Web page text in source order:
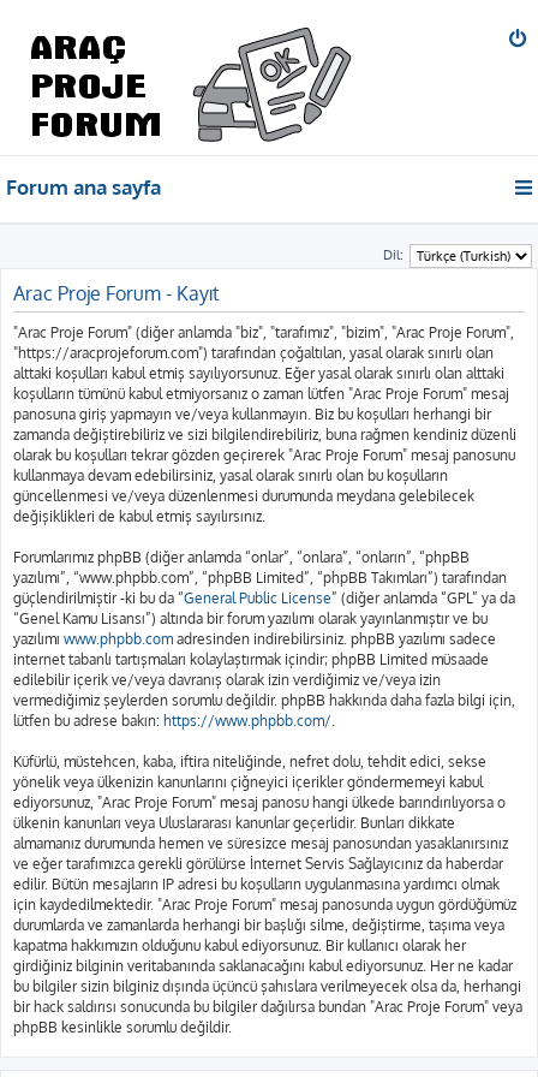
Forum ana sayfa
Dil:
Arac Proje Forum - Kayıt
"Arac Proje Forum" (diğer anlamda "biz", "tarafımız", "bizim", "Arac Proje Forum",
"https://aracprojeforum.com") tarafından çoğaltılan, yasal olarak sınırlı olan
alttaki koşulları kabul etmiş sayılıyorsunuz. Eğer yasal olarak sınırlı olan alttaki
koşulların tümünü kabul etmiyorsanız o zaman lütfen "Arac Proje Forum" mesaj
panosuna giriş yapmayın ve/veya kullanmayın. Biz bu koşulları herhangi bir
zamanda değiştirebiliriz ve sizi bilgilendirebiliriz, buna rağmen kendiniz düzenli
olarak bu koşulları tekrar gözden geçirerek "Arac Proje Forum" mesaj panosunu
kullanmaya devam edebilirsiniz, yasal olarak sınırlı olan bu koşulların
güncellenmesi ve/veya düzenlenmesi durumunda meydana gelebilecek
değişiklikleri de kabul etmiş sayılırsınız.
Forumlarımız phpBB (diğer anlamda “onlar”, “onlara”, “onların”, “phpBB
yazılımı”, “www.phpbb.com”, “phpBB Limited”, “phpBB Takımları”) tarafından
güçlendirilmiştir -ki bu da “General Public License” (diğer anlamda “GPL” ya da
“Genel Kamu Lisansı”) altında bir forum yazılımı olarak yayınlanmıştır ve bu
yazılımı www.phpbb.com adresinden indirebilirsiniz. phpBB yazılımı sadece
internet tabanlı tartışmaları kolaylaştırmak içindir; phpBB Limited müsaade
edilebilir içerik ve/veya davranış olarak izin verdiğimiz ve/veya izin
vermediğimiz şeylerden sorumlu değildir. phpBB hakkında daha fazla bilgi için,
lütfen bu adrese bakın: https://www.phpbb.com/.
Küfürlü, müstehcen, kaba, iftira niteliğinde, nefret dolu, tehdit edici, sekse
yönelik veya ülkenizin kanunlarını çiğneyici içerikler göndermemeyi kabul
ediyorsunuz, "Arac Proje Forum" mesaj panosu hangi ülkede barındırılıyorsa o
ülkenin kanunları veya Uluslararası kanunlar geçerlidir. Bunları dikkate
almamanız durumunda hemen ve süresizce mesaj panosundan yasaklanırsınız
ve eğer tarafımızca gerekli görülürse İnternet Servis Sağlayıcınız da haberdar
edilir. Bütün mesajların IP adresi bu koşulların uygulanmasına yardımcı olmak
için kaydedilmektedir. "Arac Proje Forum" mesaj panosunda uygun gördüğümüz
durumlarda ve zamanlarda herhangi bir başlığı silme, değiştirme, taşıma veya
kapatma hakkımızın olduğunu kabul ediyorsunuz. Bir kullanıcı olarak her
girdiğiniz bilginin veritabanında saklanacağını kabul ediyorsunuz. Her ne kadar
bu bilgiler sizin bilginiz dışında üçüncü şahıslara verilmeyecek olsa da, herhangi
bir hack saldırısı sonucunda bu bilgiler dağılırsa bundan "Arac Proje Forum" veya
phpBB kesinlikle sorumlu değildir.